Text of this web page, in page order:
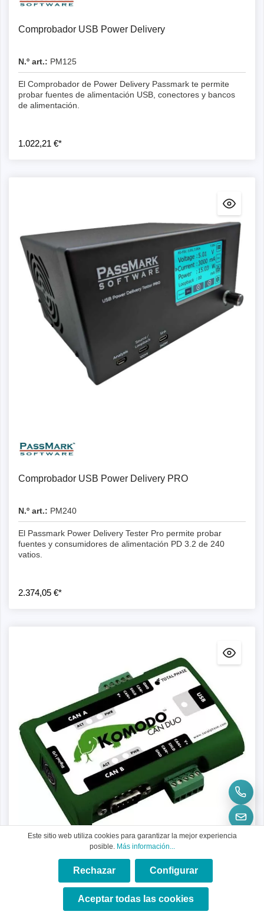
Comprobador USB Power Delivery
N.º art.: PM125
El Comprobador de Power Delivery Passmark te permite
probar fuentes de alimentación USB, conectores y bancos
de alimentación.
1.022,21 €*
Comprobador USB Power Delivery PRO
N.º art.: PM240
El Passmark Power Delivery Tester Pro permite probar
fuentes y consumidores de alimentación PD 3.2 de 240
vatios.
2.374,05 €*
Este sitio web utiliza cookies para garantizar la mejor experiencia
posible. Más información...
Rechazar Configurar
Aceptar todas las cookies